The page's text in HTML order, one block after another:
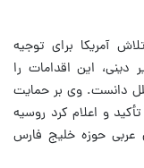
آمریکا برای توجیه
دینی، این اقدامات را
دانست. وی بر حمایت
و اعلام کرد روسیه
عربی حوزه خلیج فارس